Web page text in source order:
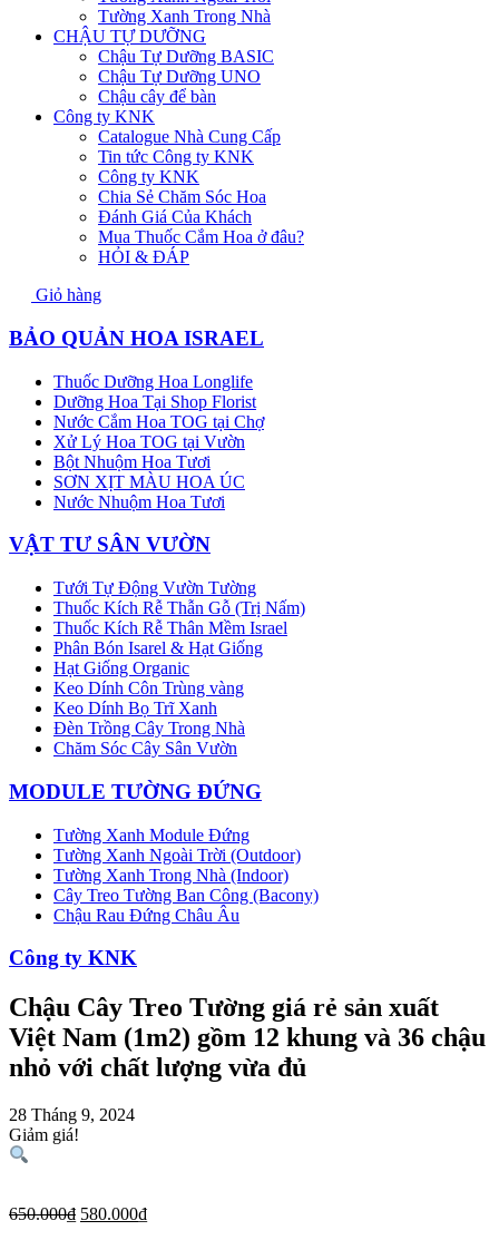
Tường Xanh Trong Nhà
CHẬU TỰ DƯỠNG
Chậu Tự Dưỡng BASIC
Chậu Tự Dưỡng UNO
Chậu cây để bàn
Công ty KNK
Catalogue Nhà Cung Cấp
Tin tức Công ty KNK
Công ty KNK
Chia Sẻ Chăm Sóc Hoa
Đánh Giá Của Khách
Mua Thuốc Cắm Hoa ở đâu?
HỎI & ĐÁP
Giỏ hàng
BẢO QUẢN HOA ISRAEL
Thuốc Dưỡng Hoa Longlife
Dưỡng Hoa Tại Shop Florist
Nước Cắm Hoa TOG tại Chợ
Xử Lý Hoa TOG tại Vườn
Bột Nhuộm Hoa Tươi
SƠN XỊT MÀU HOA ÚC
Nước Nhuộm Hoa Tươi
VẬT TƯ SÂN VƯỜN
Tưới Tự Động Vườn Tường
Thuốc Kích Rễ Thẫn Gỗ (Trị Nấm)
Thuốc Kích Rễ Thân Mềm Israel
Phân Bón Isarel & Hạt Giống
Hạt Giống Organic
Keo Dính Côn Trùng vàng
Keo Dính Bọ Trĩ Xanh
Đèn Trồng Cây Trong Nhà
Chăm Sóc Cây Sân Vườn
MODULE TƯỜNG ĐỨNG
Tường Xanh Module Đứng
Tường Xanh Ngoài Trời (Outdoor)
Tường Xanh Trong Nhà (Indoor)
Cây Treo Tường Ban Công (Bacony)
Chậu Rau Đứng Châu Âu
Công ty KNK
Chậu Cây Treo Tường giá rẻ sản xuất
Việt Nam (1m2) gồm 12 khung và 36 chậu
nhỏ với chất lượng vừa đủ
28 Tháng 9, 2024
Giảm giá!
650.000₫ 580.000₫